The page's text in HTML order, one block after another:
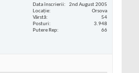
Data înscrierii
2nd August 2005
Locaţie
Orsova
Vârstă
54
Posturi
3.948
Putere Rep
66